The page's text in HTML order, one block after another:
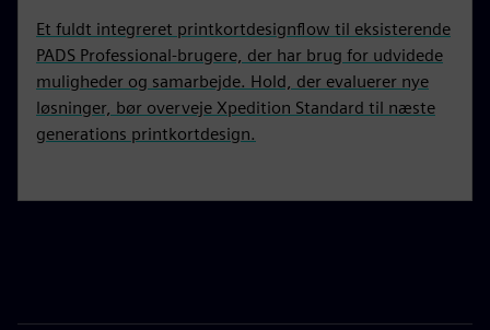
Et fuldt integreret printkortdesignflow til eksisterende
PADS Professional-brugere, der har brug for udvidede
muligheder og samarbejde. Hold, der evaluerer nye
løsninger, bør overveje Xpedition Standard til næste
generations printkortdesign.